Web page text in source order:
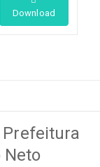
Download
Prefeitura
Neto